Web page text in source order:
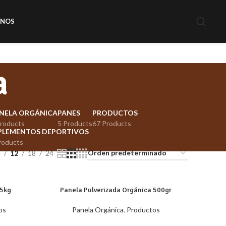
ORGÁNICAPANES
5 Products
PRODUCTOS
67 Products
DEPORTIVOS
12 18 24
Panela Pulverizada Orgánica 500gr
Panela Orgánica, Productos